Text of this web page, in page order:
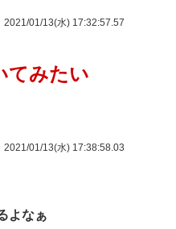
2021/01/13(水) 17:32:57.57
てみたい
2021/01/13(水) 17:38:58.03
よなぁ